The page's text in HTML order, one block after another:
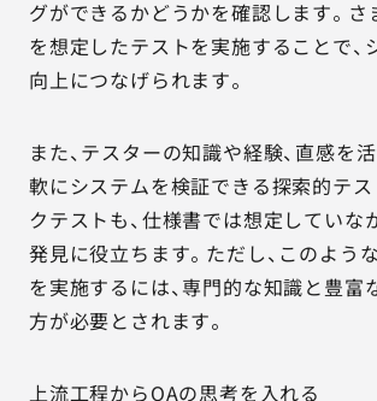
グができるかどうかを確認します。さ
を想定したテストを実施することで、
向上につなげられます。
また、テスターの知識や経験、直感を
軟にシステムを検証できる探索的テ
クテストも、仕様書では想定していな
発見に役立ちます。ただし、このよう
を実施するには、専門的な知識と豊富
方が必要とされます。
上流工程からQAの思考を入れる